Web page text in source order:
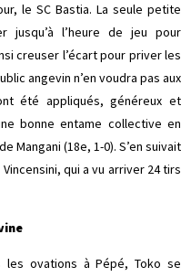
le SC Bastia. La seule petite
jusqu’à l’heure de jeu pour
creuser l’écart pour priver les
angevin n’en voudra pas aux
été appliqués, généreux et
bonne entame collective en
Mangani (18e, 1-0). S’en suivait
qui a vu arriver 24 tirs
ovations à Pépé, Toko se